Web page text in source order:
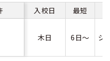
入校日 最短
木日 6日～ シ